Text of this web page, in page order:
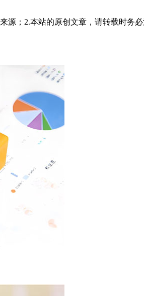
源；2.本站的原创文章，请转载时